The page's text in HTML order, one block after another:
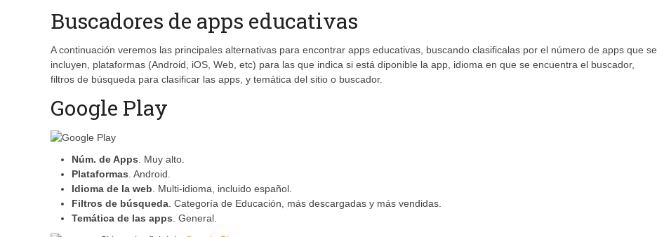
Buscadores de apps educativas
A continuación veremos las principales alternativas para encontrar apps educativas, buscando clasificalas por el número de apps que se
incluyen, plataformas (Android, iOS, Web, etc) para las que indica si está diponible la app, idioma en que se encuentra el buscador,
filtros de búsqueda para clasificar las apps, y temática del sitio o buscador.
Google Play
Núm. de Apps . Muy alto.
Plataformas . Android.
Idioma de la web . Multi-idioma, incluido español.
Filtros de búsqueda . Categoría de Educación, más descargadas y más vendidas.
Temática de las apps . General.